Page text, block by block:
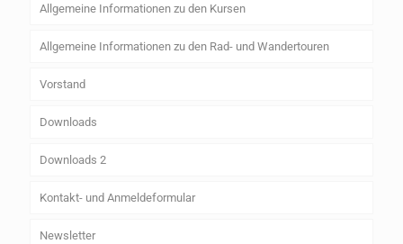
Allgemeine Informationen zu den Kursen
Allgemeine Informationen zu den Rad- und Wandertouren
Vorstand
Downloads
Downloads 2
Kontakt- und Anmeldeformular
Newsletter